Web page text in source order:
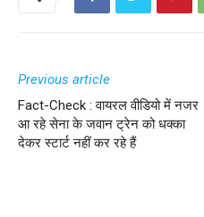
Previous article
Fact-Check : वायरल वीडियो में नजर
आ रहे सेना के जवान ट्रेन को धक्का
देकर स्टार्ट नहीं कर रहे हैं